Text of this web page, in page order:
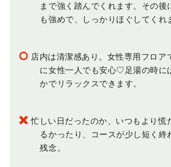
まで強く踏んでくれます。その後
も強めで、しっかりほぐしてくれ
店内は清潔感あり。女性専用フロア
に女性一人でも安心♡足湯の時に
かでリラックスできます。
忙しい日だったのか、いつもより慌
るかったり、コースが少し短く終
残念。